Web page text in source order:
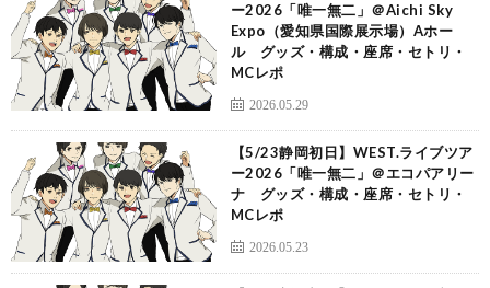
ー2026「唯一無二」＠Aichi Sky
Expo（愛知県国際展示場）Aホー
ル グッズ・構成・座席・セトリ・
MCレポ
2026.05.29
【5/23静岡初日】WEST.ライブツア
ー2026「唯一無二」＠エコパアリー
ナ グッズ・構成・座席・セトリ・
MCレポ
2026.05.23